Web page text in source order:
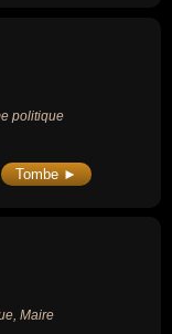
politique
Tombe ►
Maire